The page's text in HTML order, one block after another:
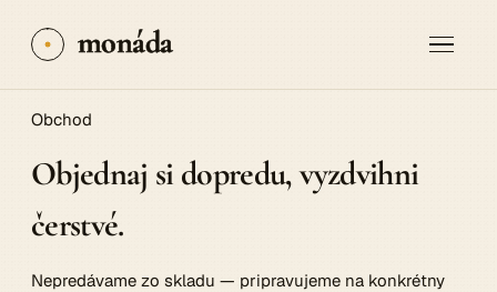
monáda
Obchod
Objednaj si dopredu, vyzdvihni
čerstvé.
Nepredávame zo skladu — pripravujeme na konkrétny